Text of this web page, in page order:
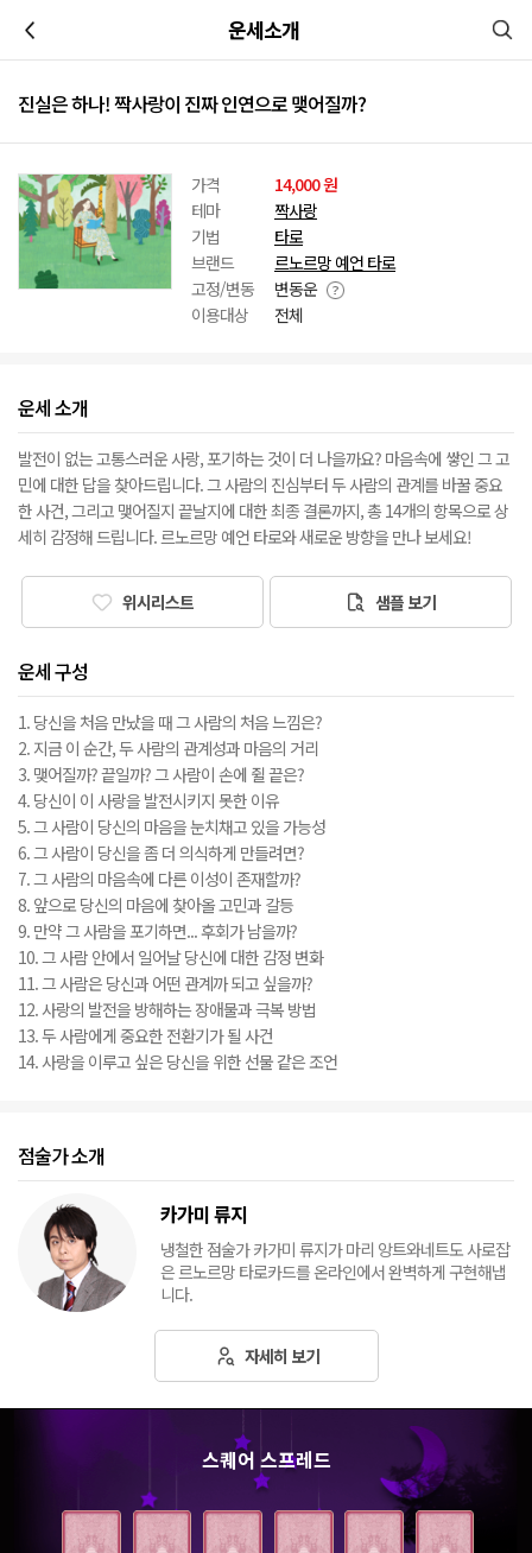
운세소개
진실은 하나! 짝사랑이 진짜 인연으로 맺어질까?
가격
14,000 원
테마
짝사랑
기법
타로
브랜드
르노르망 예언 타로
고정/변동
변동운
이용대상
전체
운세 소개
발전이 없는 고통스러운 사랑, 포기하는 것이 더 나을까요? 마음속에 쌓인 그 고
민에 대한 답을 찾아드립니다. 그 사람의 진심부터 두 사람의 관계를 바꿀 중요
한 사건, 그리고 맺어질지 끝날지에 대한 최종 결론까지, 총 14개의 항목으로 상
세히 감정해 드립니다. 르노르망 예언 타로와 새로운 방향을 만나 보세요!
위시리스트 샘플 보기
운세 구성
1. 당신을 처음 만났을 때 그 사람의 처음 느낌은?
2. 지금 이 순간, 두 사람의 관계성과 마음의 거리
3. 맺어질까? 끝일까? 그 사람이 손에 쥘 끝은?
4. 당신이 이 사랑을 발전시키지 못한 이유
5. 그 사람이 당신의 마음을 눈치채고 있을 가능성
6. 그 사람이 당신을 좀 더 의식하게 만들려면?
7. 그 사람의 마음속에 다른 이성이 존재할까?
8. 앞으로 당신의 마음에 찾아올 고민과 갈등
9. 만약 그 사람을 포기하면... 후회가 남을까?
10. 그 사람 안에서 일어날 당신에 대한 감정 변화
11. 그 사람은 당신과 어떤 관계까 되고 싶을까?
12. 사랑의 발전을 방해하는 장애물과 극복 방법
13. 두 사람에게 중요한 전환기가 될 사건
14. 사랑을 이루고 싶은 당신을 위한 선물 같은 조언
점술가 소개
카가미 류지
냉철한 점술가 카가미 류지가 마리 앙트와네트도 사로잡
은 르노르망 타로카드를 온라인에서 완벽하게 구현해냅
니다.
자세히 보기
스퀘어 스프레드